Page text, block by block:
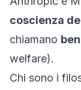
coscienza
chiamano
welfare).
Chi sono i